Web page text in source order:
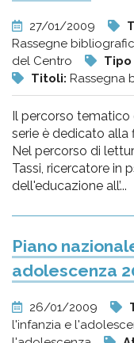
27/01/2009
Rassegne
del Centro
Tipo
Titoli: Rassegna
Il percorso
serie è dedicato
Nel percorso di
Tassi, ricercatore in
dell'educazione all’...
Piano
adolescenza
26/01/2009
l'infanzia e